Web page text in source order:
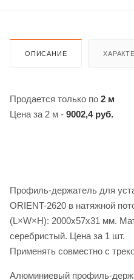
ОПИСАНИЕ
Продается только по 2 м
Цена за 2 м - 9002,4 руб.
Профиль-держатель для
ORIENT-2620 в натяжной
(L×W×H): 2000x57x31 мм.
серебристый. Цена за 1 шт.
Применять совместно с
Алюминиевый профиль-